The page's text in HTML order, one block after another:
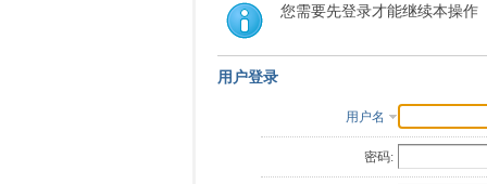
您需要先登录才能继续本操作
用户登录
用户名
密码: